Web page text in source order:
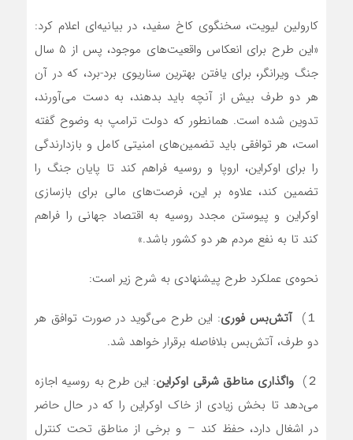
کارولین لیویت، سخنگوی کاخ سفید، در بیانیه‌ای اعلام کرد:
«این طرح برای انعکاس واقعیت‌های موجود، پس از ۵ سال
جنگ ویرانگر، برای یافتن بهترین سناریوی برد-برد، که در آن
هر دو طرف بیش از آنچه باید بدهند، به دست می‌آورند،
تدوین شده است. همانطور که دولت ترامپ به وضوح گفته
است، هر توافقی باید تضمین‌های امنیتی کامل و بازدارندگی
را برای اوکراین، اروپا و روسیه فراهم کند تا پایان جنگ را
تضمین کند، علاوه بر این، فرصت‌های مالی برای بازسازی
اوکراین و پیوستن مجدد روسیه به اقتصاد جهانی را فراهم
کند تا به نفع مردم هر دو کشور باشد.»
نحوه‌ی عملکرد طرح پیشنهادی به شرح زیر است:
１) آتش‌بس فوری: این طرح می‌گوید در صورت توافق هر
دو طرف، آتش‌بس بلافاصله برقرار خواهد شد.
２) واگذاری مناطق شرقی اوکراین: این طرح به روسیه اجازه
می‌دهد تا بخش زیادی از خاک اوکراین را که در حال حاضر
در اشغال دارد، حفظ کند – و برخی از مناطق تحت کنترل